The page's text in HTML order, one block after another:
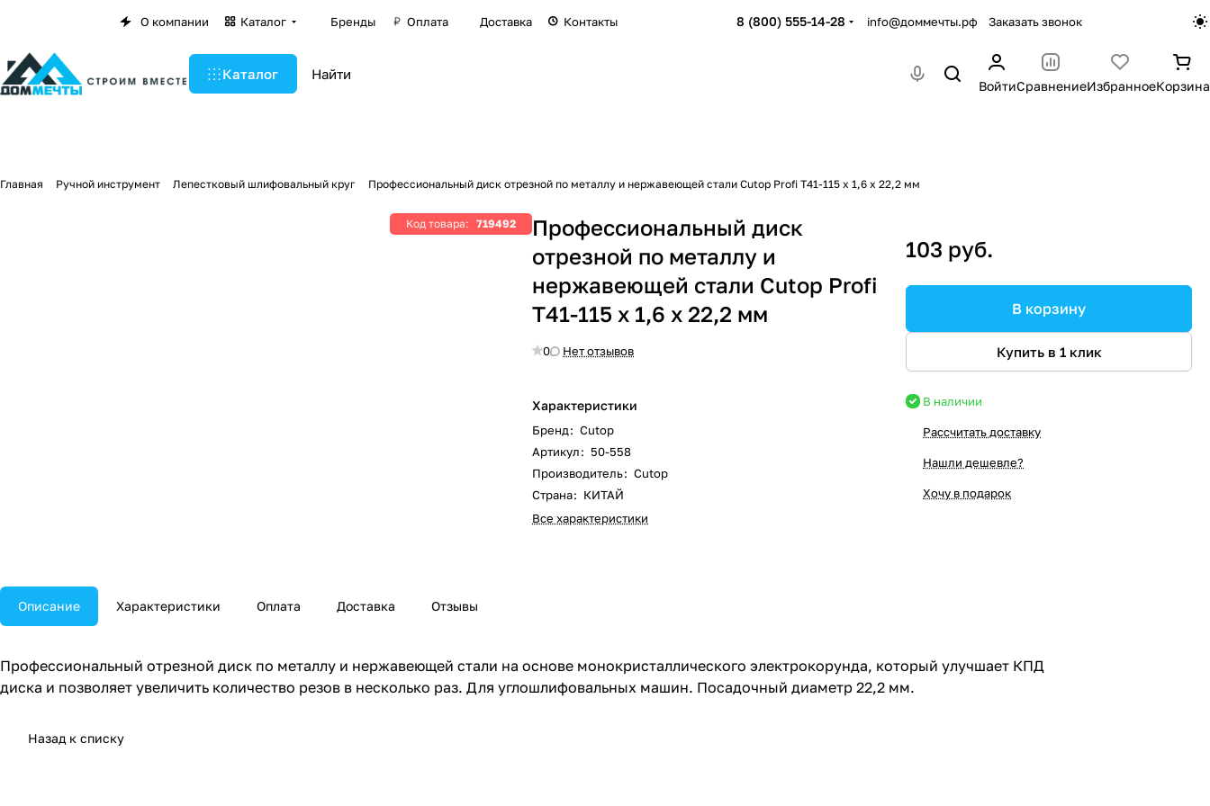
О компании Каталог Бренды Оплата Доставка Контакты 8 (800) 555-14-28 info@доммечты.рф Заказать звонок
Каталог
ВойтиСравнениеИзбранноеКорзина
Главная Ручной инструмент Лепестковый шлифовальный круг Профессиональный диск отрезной по металлу и нержавеющей стали Cutop Profi Т41-115 х 1,6 х 22,2 мм
Код товара: 719492
Профессиональный диск
отрезной по металлу и
нержавеющей стали Cutop Profi
Т41-115 х 1,6 х 22,2 мм
0 Нет отзывов
Характеристики
Бренд: Cutop
Артикул: 50-558
Производитель: Cutop
Страна: КИТАЙ
Все характеристики
103 руб.
В корзину
Купить в 1 клик
В наличии
Рассчитать доставку
Нашли дешевле?
Хочу в подарок
Описание Характеристики Оплата Доставка Отзывы
Профессиональный отрезной диск по металлу и нержавеющей стали на основе монокристаллического электрокорунда, который улучшает КПД
диска и позволяет увеличить количество резов в несколько раз. Для углошлифовальных машин. Посадочный диаметр 22,2 мм.
Назад к списку